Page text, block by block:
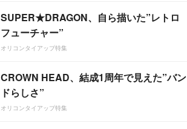
SUPER★DRAGON、自ら描いた”レトロ
フューチャー”
オリコンタイアップ特集
CROWN HEAD、結成1周年で見えた”バン
ドらしさ”
オリコンタイアップ特集